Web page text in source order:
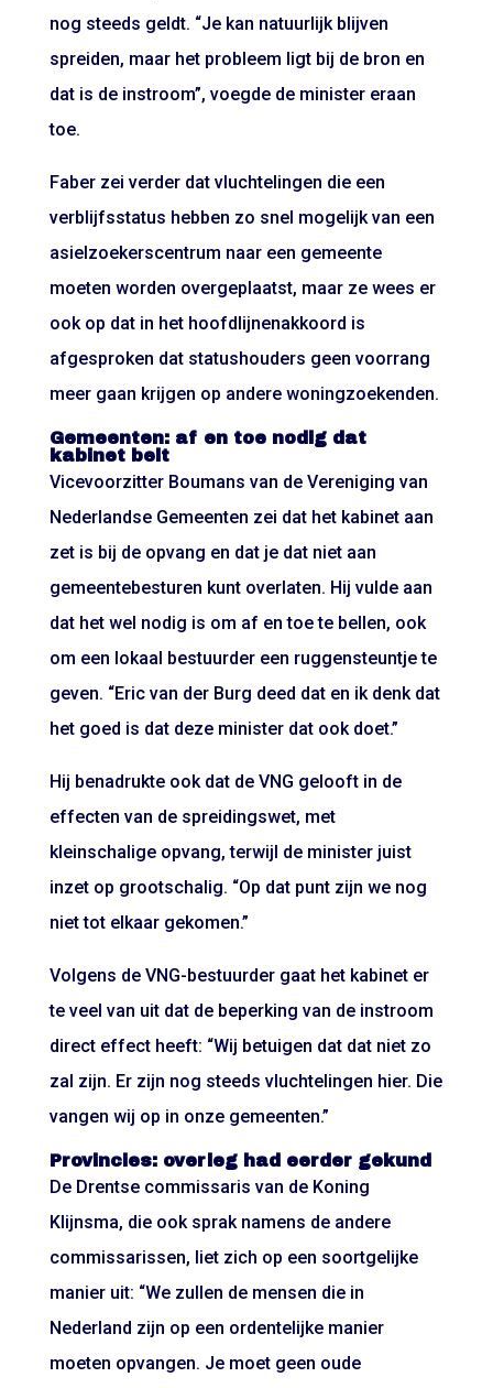
nog steeds geldt. “Je kan natuurlijk blijven
spreiden, maar het probleem ligt bij de bron en
dat is de instroom”, voegde de minister eraan
toe.
Faber zei verder dat vluchtelingen die een
verblijfsstatus hebben zo snel mogelijk van een
asielzoekerscentrum naar een gemeente
moeten worden overgeplaatst, maar ze wees er
ook op dat in het hoofdlijnenakkoord is
afgesproken dat statushouders geen voorrang
meer gaan krijgen op andere woningzoekenden.
Gemeenten: af en toe nodig dat
kabinet belt
Vicevoorzitter Boumans van de Vereniging van
Nederlandse Gemeenten zei dat het kabinet aan
zet is bij de opvang en dat je dat niet aan
gemeentebesturen kunt overlaten. Hij vulde aan
dat het wel nodig is om af en toe te bellen, ook
om een lokaal bestuurder een ruggensteuntje te
geven. “Eric van der Burg deed dat en ik denk dat
het goed is dat deze minister dat ook doet.”
Hij benadrukte ook dat de VNG gelooft in de
effecten van de spreidingswet, met
kleinschalige opvang, terwijl de minister juist
inzet op grootschalig. “Op dat punt zijn we nog
niet tot elkaar gekomen.”
Volgens de VNG-bestuurder gaat het kabinet er
te veel van uit dat de beperking van de instroom
direct effect heeft: “Wij betuigen dat dat niet zo
zal zijn. Er zijn nog steeds vluchtelingen hier. Die
vangen wij op in onze gemeenten.”
Provincies: overleg had eerder gekund
De Drentse commissaris van de Koning
Klijnsma, die ook sprak namens de andere
commissarissen, liet zich op een soortgelijke
manier uit: “We zullen de mensen die in
Nederland zijn op een ordentelijke manier
moeten opvangen. Je moet geen oude